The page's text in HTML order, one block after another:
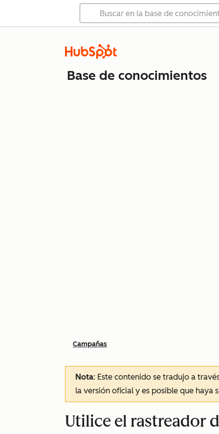
Base de conocimientos
Campañas
Nota: Este contenido se tradujo a
la versión oficial y es posible que haya
Utilice el rastreador